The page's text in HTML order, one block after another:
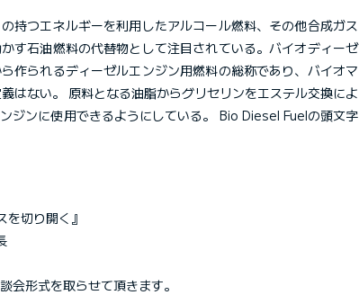
持つエネルギーを利用したアルコール燃料、その他合成ガス
す石油燃料の代替物として注目されている。バイオディーゼ
作られるディーゼルエンジン用燃料の総称であり、バイオマ
はない。 原料となる油脂からグリセリンをエステル交換によ
ジンに使用できるようにしている。 Bio Diesel Fuelの頭文字
切り開く』
会形式を取らせて頂きます。